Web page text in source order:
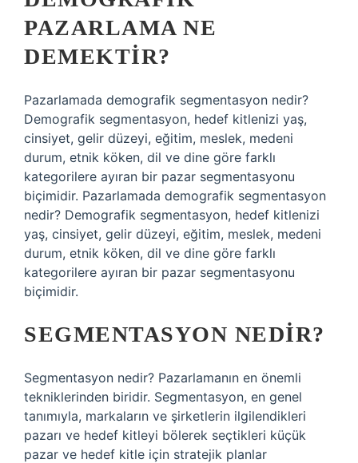
PAZARLAMA NE
DEMEKTIR?
Pazarlamada demografik segmentasyon nedir?
Demografik segmentasyon, hedef kitlenizi yaş,
cinsiyet, gelir düzeyi, eğitim, meslek, medeni
durum, etnik köken, dil ve dine göre farklı
kategorilere ayıran bir pazar segmentasyonu
biçimidir. Pazarlamada demografik segmentasyon
nedir? Demografik segmentasyon, hedef kitlenizi
yaş, cinsiyet, gelir düzeyi, eğitim, meslek, medeni
durum, etnik köken, dil ve dine göre farklı
kategorilere ayıran bir pazar segmentasyonu
biçimidir.
SEGMENTASYON NEDIR?
Segmentasyon nedir? Pazarlamanın en önemli
tekniklerinden biridir. Segmentasyon, en genel
tanımıyla, markaların ve şirketlerin ilgilendikleri
pazarı ve hedef kitleyi bölerek seçtikleri küçük
pazar ve hedef kitle için stratejik planlar